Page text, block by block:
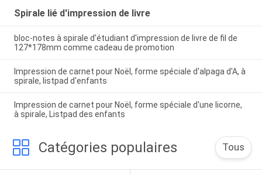
Spirale lié d'impression de livre
bloc-notes à spirale d'étudiant d'impression de livre de fil de
127*178mm comme cadeau de promotion
Impression de carnet pour Noël, forme spéciale d'alpaga d'A, à
spirale, listpad d'enfants
Impression de carnet pour Noël, forme spéciale d'une licorne,
à spirale, Listpad des enfants
Catégories populaires Tous